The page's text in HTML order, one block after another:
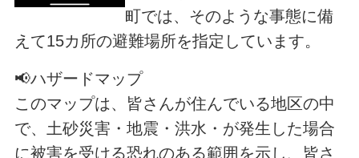
町では、そのような事態に備
えて15カ所の避難場所を指定しています。
📢ハザードマップ
このマップは、皆さんが住んでいる地区の中
で、土砂災害・地震・洪水・が発生した場合
に被害を受ける恐れのある範囲を示し、皆さ